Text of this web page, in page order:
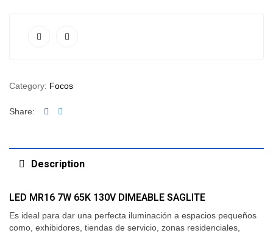
Category: Focos
Share: Facebook
Description
LED MR16 7W 65K 130V DIMEABLE SAGLITE
Es ideal para dar una perfecta iluminación a espacios pequeños
como, exhibidores, tiendas de servicio, zonas residenciales,